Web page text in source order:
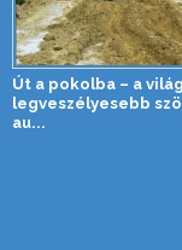
Út a pokolba – a világ
legveszélyesebb
au...